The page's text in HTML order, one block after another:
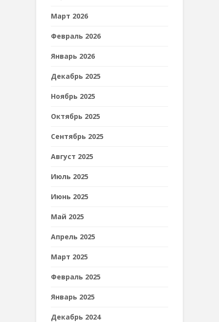
Март 2026
Февраль 2026
Январь 2026
Декабрь 2025
Ноябрь 2025
Октябрь 2025
Сентябрь 2025
Август 2025
Июль 2025
Июнь 2025
Май 2025
Апрель 2025
Март 2025
Февраль 2025
Январь 2025
Декабрь 2024